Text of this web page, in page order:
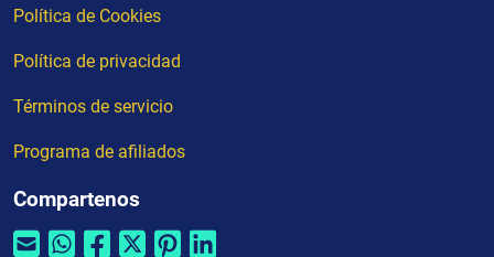
Política de Cookies
Política de privacidad
Términos de servicio
Programa de afiliados
Compartenos